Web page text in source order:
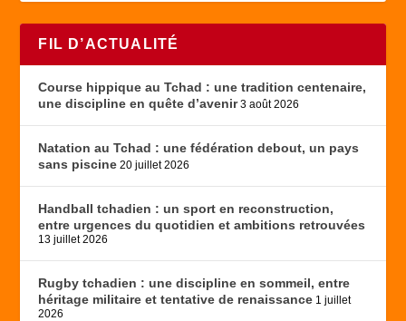
FIL D’ACTUALITÉ
Course hippique au Tchad : une tradition centenaire,
une discipline en quête d’avenir 3 août 2026
Natation au Tchad : une fédération debout, un pays
sans piscine 20 juillet 2026
Handball tchadien : un sport en reconstruction,
entre urgences du quotidien et ambitions retrouvées
13 juillet 2026
Rugby tchadien : une discipline en sommeil, entre
héritage militaire et tentative de renaissance 1 juillet
2026